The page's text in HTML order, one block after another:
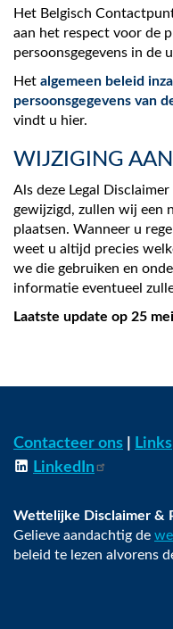
Het Belgisch
aan het respect voor de
persoonsgegevens in de
Het algemeen beleid
persoonsgegevens van
vindt u hier.
WIJZIGING
Als deze Legal
gewijzigd, zullen wij een
plaatsen. Wanneer u
weet u altijd precies
we die gebruiken en
informatie eventueel
Laatste update op 25
Contacteer ons Links
LinkedIn
Wettelijke Disclaimer &
Gelieve aandachtig de
beleid te lezen alvorens